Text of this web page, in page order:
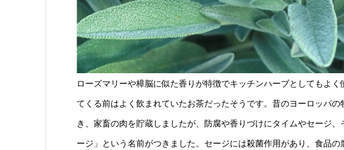
ローズマリーや樟脳に似た香りが特徴でキッチンハーブとしてもよ
てくる前はよく飲まれていたお茶だったそうです。昔のヨーロッパ
き、家畜の肉を貯蔵しましたが、防腐や香りづけにタイムやセージ
ージ」という名前がつきました。セージには殺菌作用があり、食品